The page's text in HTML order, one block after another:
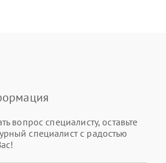
вопрос специалисту, оставьте
специалист с радостью